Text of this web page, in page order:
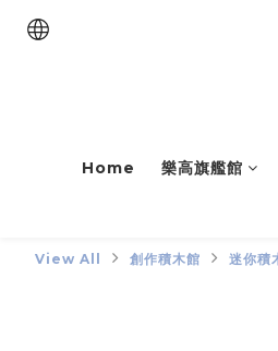
Home 樂高旗艦館
View All 創作積木館 迷你